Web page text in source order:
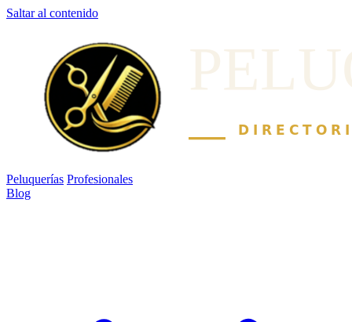
Saltar al contenido
Peluquerías Profesionales
Blog